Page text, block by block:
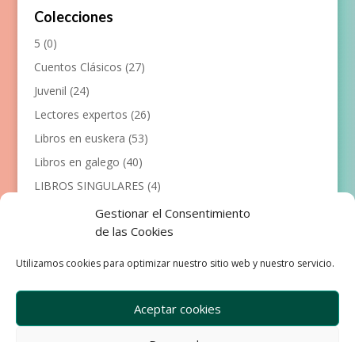
Gestionar el Consentimiento
de las Cookies
Utilizamos cookies para optimizar nuestro sitio web y nuestro servicio.
Aceptar cookies
Colecciones
5 (0)
Cuentos Clásicos (27)
Juvenil (24)
Lectores expertos (26)
Libros en euskera (53)
Libros en galego (40)
LIBROS SINGULARES (4)
Llibres en català (117)
Manualidades (53)
Primeros lectores
(101)